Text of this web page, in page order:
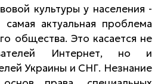
культуры у населения -
актуальная проблема
общества. Это касается не
Интернет, но и
Украины и СНГ. Незнание